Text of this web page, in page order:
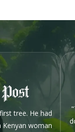
tree. He had
Kenyan woman